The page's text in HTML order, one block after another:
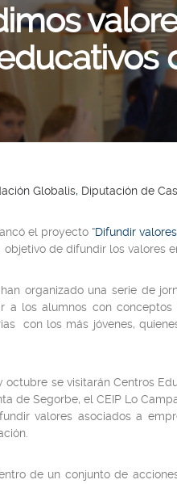
Globalis, Diputación de
el proyecto “Difundir
de difundir los valores
organizado una serie de
a los alumnos con
con los más jóvenes,
se visitarán Centros
de Segorbe, el CEIP Lo
valores asociados a
de un conjunto de